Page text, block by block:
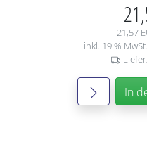
21,57
inkl. 19 %
In